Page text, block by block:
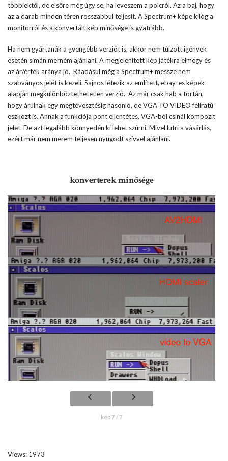
többiektől, de elsőre még úgy se, ha leveszem a polcról. Az a baj, hogy
az a darab minden téren rosszabbul teljesít. A Spectrum+ képe kilóg a
monitorról és a konvertált kép minősége is gyatrább.
Ha nem gyártanák a gyengébb verziót is, akkor nem túlzott igények
esetén simán merném ajánlani. A megjelenített kép játékra elmegy és
az ár/érték aránya jó. Ráadásul még a Spectrum+ messze nem
szabványos jelét is kezeli. Sajnos létezik az említett, ebay-es képek
alapján megkülönböztethetetlen verzió. Az már csak hab a tortán,
hogy árulnak egy megtévesztésig hasonló, de VGA TO VIDEO feliratú
eszközt is. Annak a funkciója pont ellentétes, VGA-ból csinál kompozit
jelet. De azt legalább könnyedén ki lehet szúrni. Mivel lutri a vásárlás,
ezért már nem merem teljesen nyugodt szívvel ajánlani.
konverterek minősége
kép 7 / 7
Views: 1973